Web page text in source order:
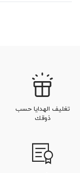
تغليف الهدايا حسب
ذوقك